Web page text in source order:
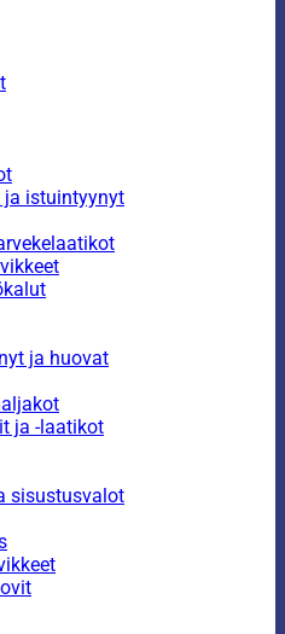
ja istuintyynyt
ja huovat
ja -laatikot
sisustusvalot